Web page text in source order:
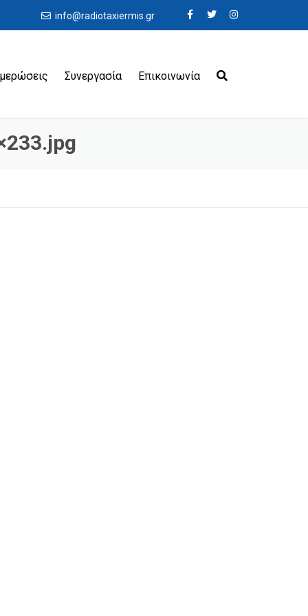
info@radiotaxiermis.gr
Συνεργασία Επικοινωνία